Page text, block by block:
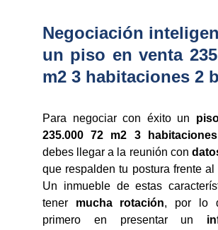
Negociación
un piso en venta
m2 3 habitaciones 2
Para negociar con éxito un
235.000 72 m2 3
debes llegar a la reunión con
que respalden tu postura frente al
Un inmueble de estas
tener mucha rotación, por lo
primero en presentar un